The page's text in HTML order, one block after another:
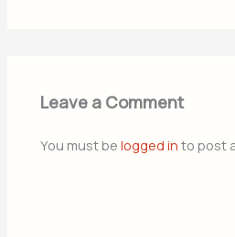
Leave a Comment
You must belogged in to post